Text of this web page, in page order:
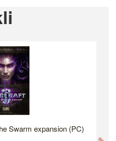
Swarm expansion (PC)